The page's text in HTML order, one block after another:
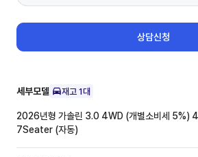
상담신청
세부모델 재고 1대
2026년형 가솔린 3.0 4WD (개별소비세 5%)
7Seater (자동)